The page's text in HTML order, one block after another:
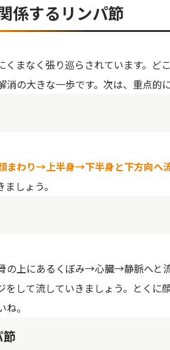
係するリンパ節
くまなく張り巡らされています。ど
の大きな一歩です。次は、重点的
まわり→上半身→下半身と下方向へ流
しょう。
の上にあるくぼみ→心臓→静脈へと
をして流していきましょう。とくに
。